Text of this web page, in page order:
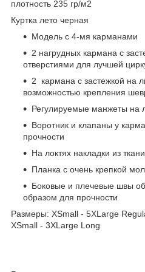
плотность 235 гр/м2
Куртка лето черная
Модель с 4-мя карманами
2 нагрудных кармана с
отверстиями для лучшей
2 кармана с застежкой на
возможностью крепления
Регулируемые манжеты на
Воротник и клапаны у
прочности
На локтях накладки из
Планка с очень крепкой
Боковые и плечевые швы
образом для прочности
Размеры: XSmall - 5XLarge
XSmall - 3XLarge Long